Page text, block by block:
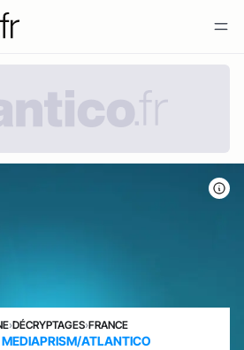
›DÉCRYPTAGES›FRANCE
MEDIAPRISM/ATLANTICO